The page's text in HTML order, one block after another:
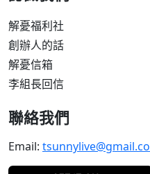
解憂福利社
創辦人的話
解憂信箱
李組長回信
聯絡我們
Email: